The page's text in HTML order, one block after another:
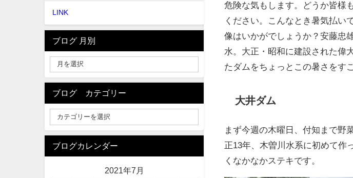
危険な気もします。どうか皆様
ください。こんなとき暑気払い
像はいかがでしょうか？安藤忠
水。大正・昭和に建設された偉
たダムをちょっとこの暑さをす
大井ダム
まず今週の木曜日、付知まで野
正13年、木曽川水系に初めて作
くなかなかステキです。
LINK
ブログ 月別
ブログ カテゴリー
ブログカレンダー
2021年7月